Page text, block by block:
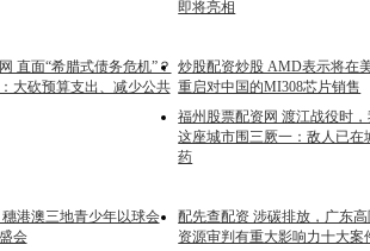
即将亮相
直面“希腊式债务危机”？
大砍预算支出、减少公共
炒股配资炒股 AMD表示将在
重启对中国的MI308芯片销售
福州股票配资网 渡江战役时
这座城市围三厥一：敌人已在
药
港澳三地青少年以球会
会
配先查配资 涉碳排放，广东
资源审判有重大影响力十大案